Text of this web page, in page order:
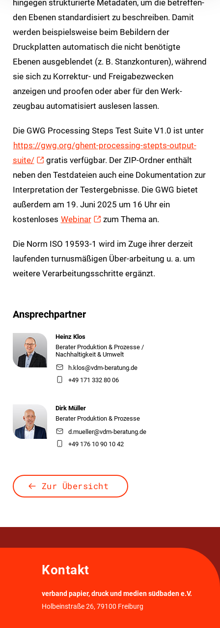
hingegen strukturierte Metadaten, um die betreffen­
den Ebenen standardisiert zu beschreiben. Damit
werden beispielsweise beim Bebildern der
Druckplatten automatisch die nicht benötigte
Ebenen aus­geblendet (z. B. Stanzkonturen), während
sie sich zu Korrektur- und Freigabe­zwecken
anzeigen und proofen oder aber für den Werk­
zeugbau automatisiert auslesen lassen.
Die GWG Processing Steps Test Suite V1.0 ist unter
https://gwg.org/ghent-processing-stepts-output-
suite/
gratis verfügbar. Der ZIP-Ordner enthält
neben den Testdateien auch eine Dokumentation zur
Interpretation der Testergebnisse. Die GWG bietet
außerdem am 19. Juni 2025 um 16 Uhr ein
kostenloses Webinar zum Thema an.
Die Norm ISO 19593-1 wird im Zuge ihrer derzeit
laufenden turnusmäßigen Über-arbeitung u. a. um
weitere Verar­beitungsschritte ergänzt.
Ansprechpartner
Heinz Klos
Berater Produktion & Prozesse /
Nachhaltigkeit & Umwelt
h.klos@vdm-beratung.de
+49 171 332 80 06
Dirk Müller
Berater Produktion & Prozesse
d.mueller@vdm-beratung.de
+49 176 10 90 10 42
Zur Übersicht
Kontakt
verband papier, druck und medien südbaden e.V.
Holbeinstraße 26, 79100 Freiburg